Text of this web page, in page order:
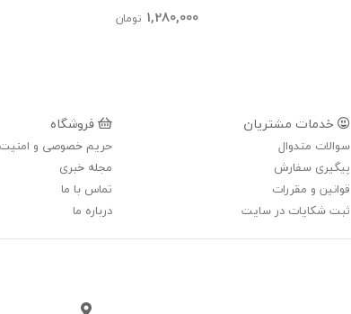
1,280,000 تومان
خدمات مشتریان
سوالات متدوال
پیگیری سفارش
قوانین و مقررات
ثبت شکایات در سایت
فروشگاه
حریم خصوصی و امنیت
مجله خبری
تماس با ما
درباره ما